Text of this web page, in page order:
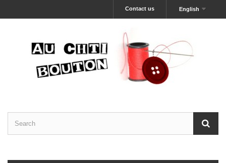
English
Contact us